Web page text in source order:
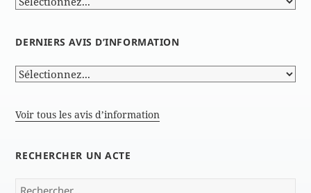
DERNIERS AVIS D’INFORMATION
Voir tous les avis d’information
RECHERCHER UN ACTE
Rechercher :